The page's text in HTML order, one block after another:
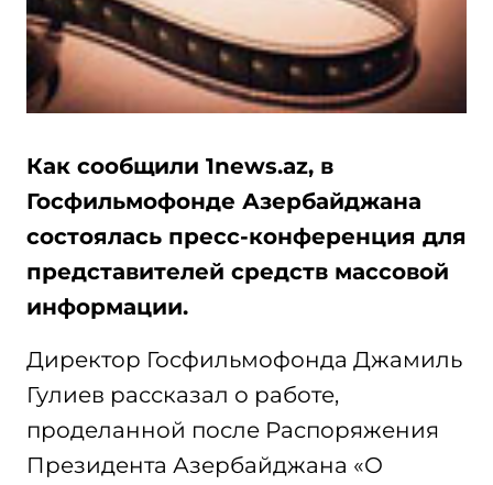
Как сообщили 1news.az, в
Госфильмофонде Азербайджана
состоялась пресс-конференция для
представителей средств массовой
информации.
Директор Госфильмофонда Джамиль
Гулиев рассказал о работе,
проделанной после Распоряжения
Президента Азербайджана «О